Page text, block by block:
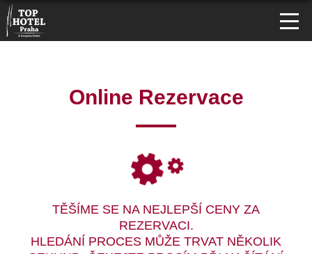
Online Rezervace
TĚŠÍME SE NA NEJLEPŠÍ CENY ZA
REZERVACI.
HLEDÁNÍ PROCES MŮŽE TRVAT NĚKOLIK